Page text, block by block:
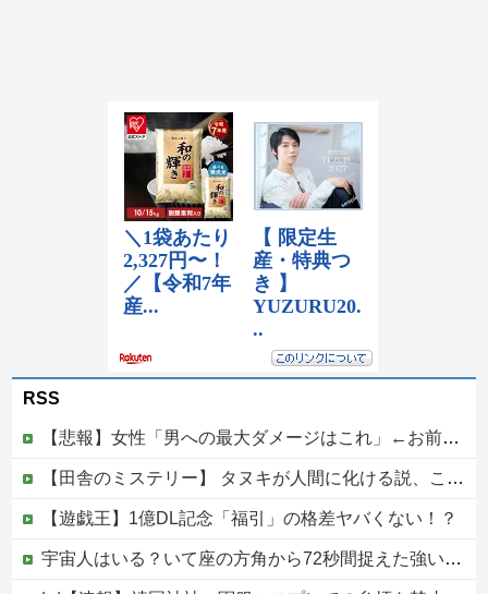
RSS
【悲報】女性「男への最大ダメージはこれ」←お前ら耐えられる？
【田舎のミステリー】 タヌキが人間に化ける説、これ多分マジ
【遊戯王】1億DL記念「福引」の格差ヤバくない！？
宇宙人はいる？いて座の方角から72秒間捉えた強い電波、50年間正体分からぬ「Wow！信号」他